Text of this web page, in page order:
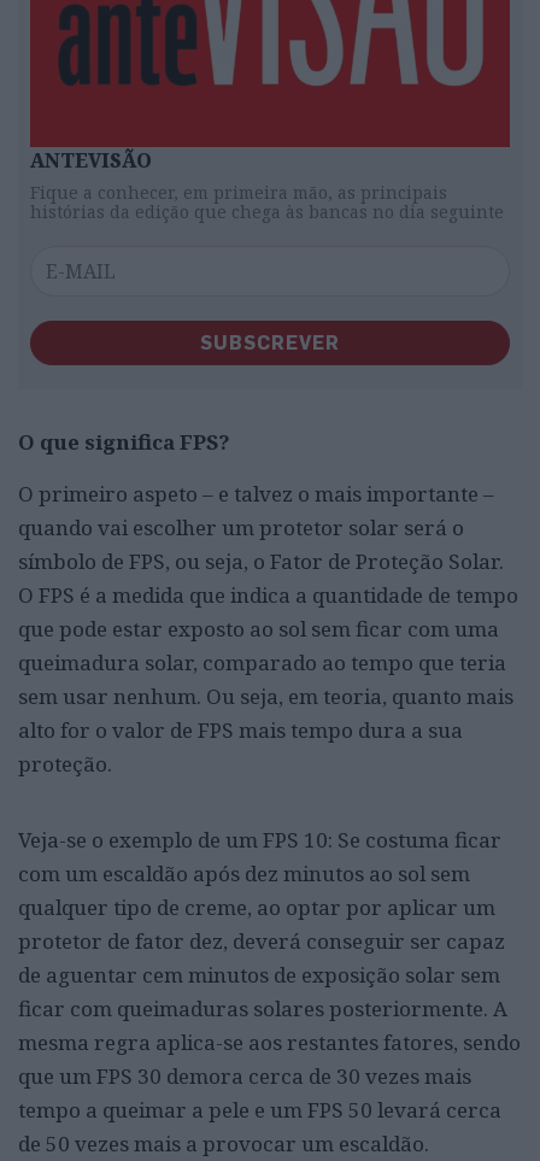
ANTEVISÃO
Fique a conhecer, em primeira mão, as principais
histórias da edição que chega às bancas no dia seguinte
SUBSCREVER
O que significa FPS?
O primeiro aspeto – e talvez o mais importante –
quando vai escolher um protetor solar será o
símbolo de FPS, ou seja, o Fator de Proteção Solar.
O FPS é a medida que indica a quantidade de tempo
que pode estar exposto ao sol sem ficar com uma
queimadura solar, comparado ao tempo que teria
sem usar nenhum. Ou seja, em teoria, quanto mais
alto for o valor de FPS mais tempo dura a sua
proteção.
Veja-se o exemplo de um FPS 10: Se costuma ficar
com um escaldão após dez minutos ao sol sem
qualquer tipo de creme, ao optar por aplicar um
protetor de fator dez, deverá conseguir ser capaz
de aguentar cem minutos de exposição solar sem
ficar com queimaduras solares posteriormente. A
mesma regra aplica-se aos restantes fatores, sendo
que um FPS 30 demora cerca de 30 vezes mais
tempo a queimar a pele e um FPS 50 levará cerca
de 50 vezes mais a provocar um escaldão.